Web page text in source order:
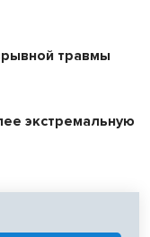
травмы
экстремальную